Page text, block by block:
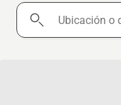
Ubicación